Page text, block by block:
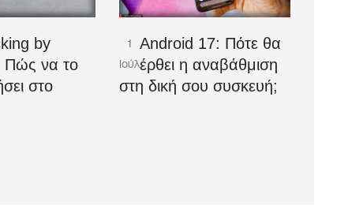
by
Πώς να το
στο
1
Ιούλ
Android 17: Πότε θα
έρθει η αναβάθμιση
στη δική σου συσκευή;